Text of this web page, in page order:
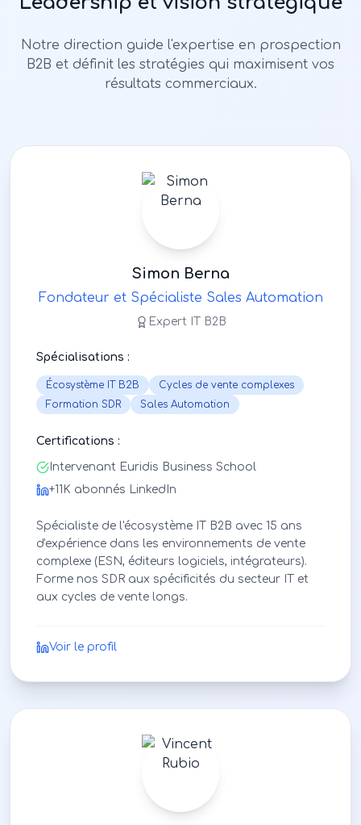
Notre direction guide l'expertise en prospection
B2B et définit les stratégies qui maximisent vos
résultats commerciaux.
Simon Berna
Fondateur et Spécialiste Sales Automation
Expert IT B2B
Spécialisations :
Écosystème IT B2B
Cycles de vente complexes
Formation SDR
Sales Automation
Certifications :
Intervenant Euridis Business School
+11K abonnés LinkedIn
Spécialiste de l'écosystème IT B2B avec 15 ans
d'expérience dans les environnements de vente
complexe (ESN, éditeurs logiciels, intégrateurs).
Forme nos SDR aux spécificités du secteur IT et
aux cycles de vente longs.
Voir le profil